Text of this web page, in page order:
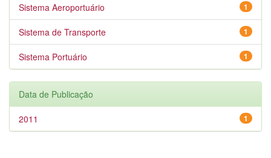
1
Sistema Aeroportuário
1
Sistema de Transporte
1
Sistema Portuário
Data de Publicação
1
2011